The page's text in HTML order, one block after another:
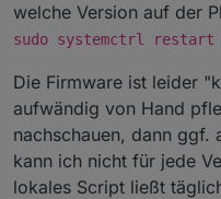
welche Version auf der
sudo systemctrl
Die Firmware ist leider
aufwändig von Hand
nachschauen, dann ggf.
kann ich nicht für jede
lokales Script ließt